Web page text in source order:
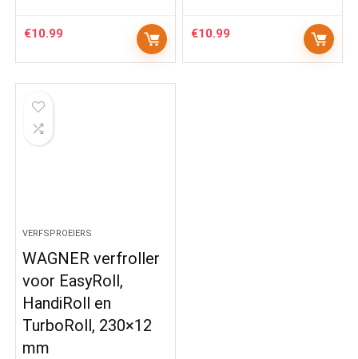
€10.99 €10.99
VERFSPROEIERS
WAGNER verfroller
voor EasyRoll,
HandiRoll en
TurboRoll, 230×12
mm